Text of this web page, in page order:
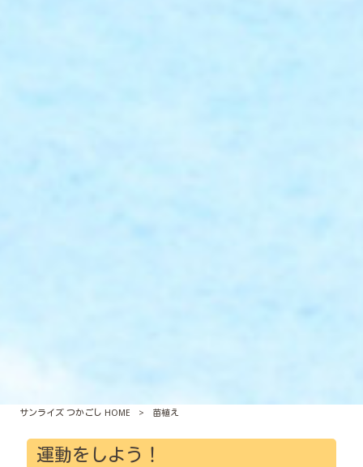
サンライズ つかごし HOME > 苗植え
運動をしよう！